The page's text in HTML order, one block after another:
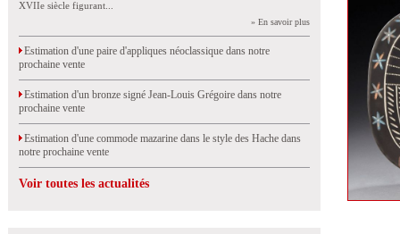
XVIIe siècle figurant...
» En savoir plus
Estimation d'une paire d'appliques néoclassique dans notre
prochaine vente
Estimation d'un bronze signé Jean-Louis Grégoire dans notre
prochaine vente
Estimation d'une commode mazarine dans le style des Hache dans
notre prochaine vente
Voir toutes les actualités